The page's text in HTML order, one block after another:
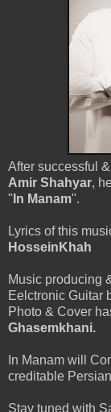
After successful
Amir Shahyar,
" In Manam".
Lyrics of this
HosseinKhah
Music producing
Eelctronic Guitar
Photo & Cover
Ghasemkhani.
In Manam will
creditable
Stay tuned with